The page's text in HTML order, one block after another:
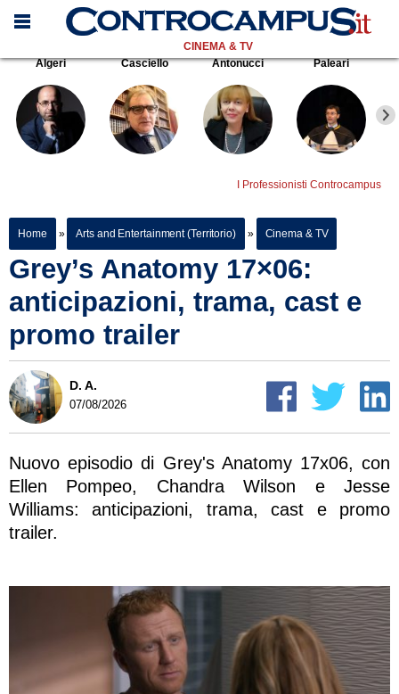
CINEMA & TV
Algeri
Casciello Antonucci Paleari
I Professionisti Controcampus
Home » Arts and Entertainment (Territorio) » Cinema & TV
Grey’s Anatomy 17×06:
anticipazioni, trama, cast e
promo trailer
D. A.
07/08/2026
Nuovo episodio di Grey's Anatomy 17x06, con
Ellen Pompeo, Chandra Wilson e Jesse
Williams: anticipazioni, trama, cast e promo
trailer.